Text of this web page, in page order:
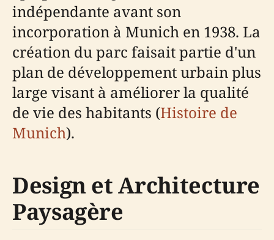
indépendante avant son
incorporation à Munich en 1938. La
création du parc faisait partie d'un
plan de développement urbain plus
large visant à améliorer la qualité
de vie des habitants (Histoire de
Munich).
Design et Architecture
Paysagère